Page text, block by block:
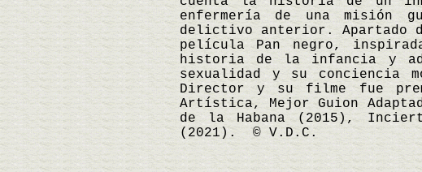
enfermería de una misión
delictivo anterior. Apartado
película Pan negro,
historia de la infancia y
sexualidad y su conciencia
Director y su filme fue
Artística, Mejor Guion
de la Habana (2015),
(2021). © V.D.C.